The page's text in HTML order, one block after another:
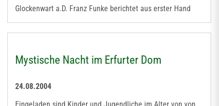
Glockenwart a.D. Franz Funke berichtet aus erster Hand
Mystische Nacht im Erfurter Dom
24.08.2004